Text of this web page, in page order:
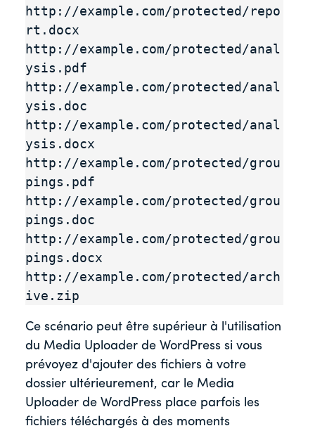
http://example.com/protected/repo
rt.docx
http://example.com/protected/anal
ysis.pdf
http://example.com/protected/anal
ysis.doc
http://example.com/protected/anal
ysis.docx
http://example.com/protected/grou
pings.pdf
http://example.com/protected/grou
pings.doc
http://example.com/protected/grou
pings.docx
http://example.com/protected/arch
ive.zip
Ce scénario peut être supérieur à l'utilisation
du Media Uploader de WordPress si vous
prévoyez d'ajouter des fichiers à votre
dossier ultérieurement, car le Media
Uploader de WordPress place parfois les
fichiers téléchargés à des moments